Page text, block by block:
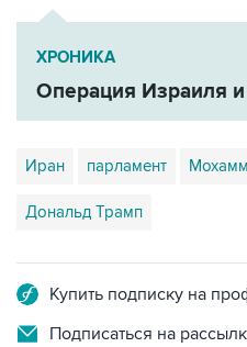
ХРОНИКА
Операция Израиля
Иран парламент
Дональд Трамп
Купить подписку на
Подписаться на